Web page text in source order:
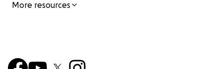
More resources